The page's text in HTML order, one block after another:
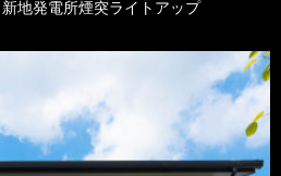
地発電所煙突ライトアップ